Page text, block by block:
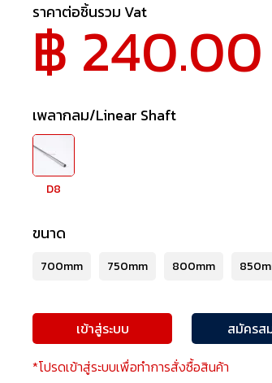
ราคาต่อชิ้นรวม Vat
฿ 240.00
เพลากลม/Linear Shaft
D8
ขนาด
700mm 750mm 800mm
เข้าสู่ระบบ
สมัครส
*โปรดเข้าสู่ระบบเพื่อทำการสั่งซื้อสินค้า